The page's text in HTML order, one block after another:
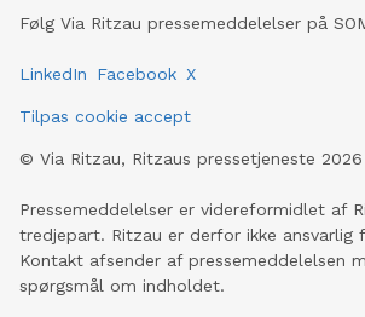
Følg Via Ritzau pressemeddelelser på
LinkedIn Facebook X
Tilpas cookie accept
© Via Ritzau, Ritzaus pressetjeneste 2026
Pressemeddelelser er videreformidlet af
tredjepart. Ritzau er derfor ikke ansvarlig
Kontakt afsender af pressemeddelelsen
spørgsmål om indholdet.